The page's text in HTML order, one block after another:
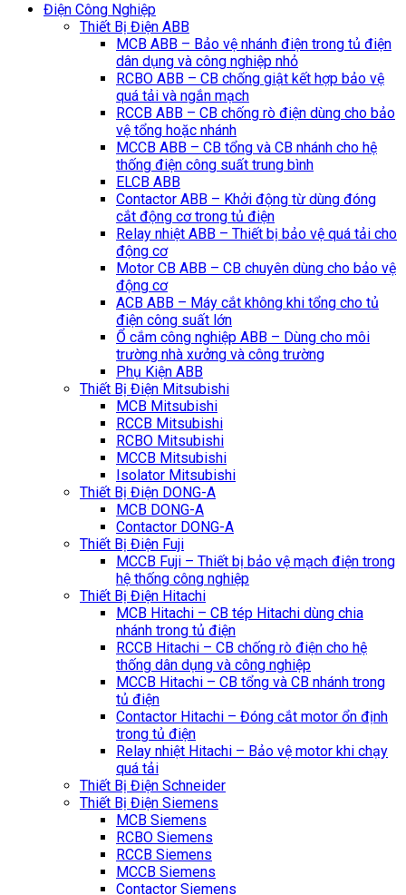
Điện Công Nghiệp
Thiết Bị Điện ABB
MCB ABB – Bảo vệ nhánh điện trong tủ điện
dân dụng và công nghiệp nhỏ
RCBO ABB – CB chống giật kết hợp bảo vệ
quá tải và ngắn mạch
RCCB ABB – CB chống rò điện dùng cho bảo
vệ tổng hoặc nhánh
MCCB ABB – CB tổng và CB nhánh cho hệ
thống điện công suất trung bình
ELCB ABB
Contactor ABB – Khởi động từ dùng đóng
cắt động cơ trong tủ điện
Relay nhiệt ABB – Thiết bị bảo vệ quá tải cho
động cơ
Motor CB ABB – CB chuyên dùng cho bảo vệ
động cơ
ACB ABB – Máy cắt không khi tổng cho tủ
điện công suất lớn
Ổ cắm công nghiệp ABB – Dùng cho môi
trường nhà xưởng và công trường
Phụ Kiện ABB
Thiết Bị Điện Mitsubishi
MCB Mitsubishi
RCCB Mitsubishi
RCBO Mitsubishi
MCCB Mitsubishi
Isolator Mitsubishi
Thiết Bị Điện DONG-A
MCB DONG-A
Contactor DONG-A
Thiết Bị Điện Fuji
MCCB Fuji – Thiết bị bảo vệ mạch điện trong
hệ thống công nghiệp
Thiết Bị Điện Hitachi
MCB Hitachi – CB tép Hitachi dùng chia
nhánh trong tủ điện
RCCB Hitachi – CB chống rò điện cho hệ
thống dân dụng và công nghiệp
MCCB Hitachi – CB tổng và CB nhánh trong
tủ điện
Contactor Hitachi – Đóng cắt motor ổn định
trong tủ điện
Relay nhiệt Hitachi – Bảo vệ motor khi chạy
quá tải
Thiết Bị Điện Schneider
Thiết Bị Điện Siemens
MCB Siemens
RCBO Siemens
RCCB Siemens
MCCB Siemens
Contactor Siemens